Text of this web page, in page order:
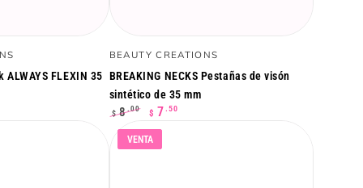
FLEXIN 35
BREAKING
NECKS
Pestañas
de
visón
Vendedor:
BEAUTY CREATIONS
BREAKING NECKS Pestañas de visón
sintético de 35 mm
Precio
regular
$ 8.00
Precio
de
$ 7 .50
VENTA